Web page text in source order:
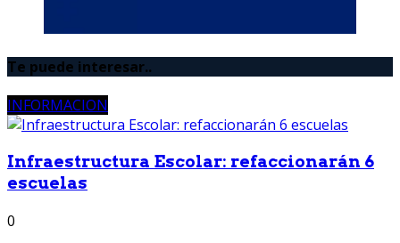
Te puede interesar..
INFORMACION
Infraestructura Escolar: refaccionarán 6
escuelas
0